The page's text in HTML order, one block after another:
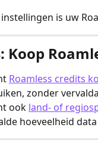
is uw
Koop
Roamless credits
zonder
ook land- of
hoeveelheid